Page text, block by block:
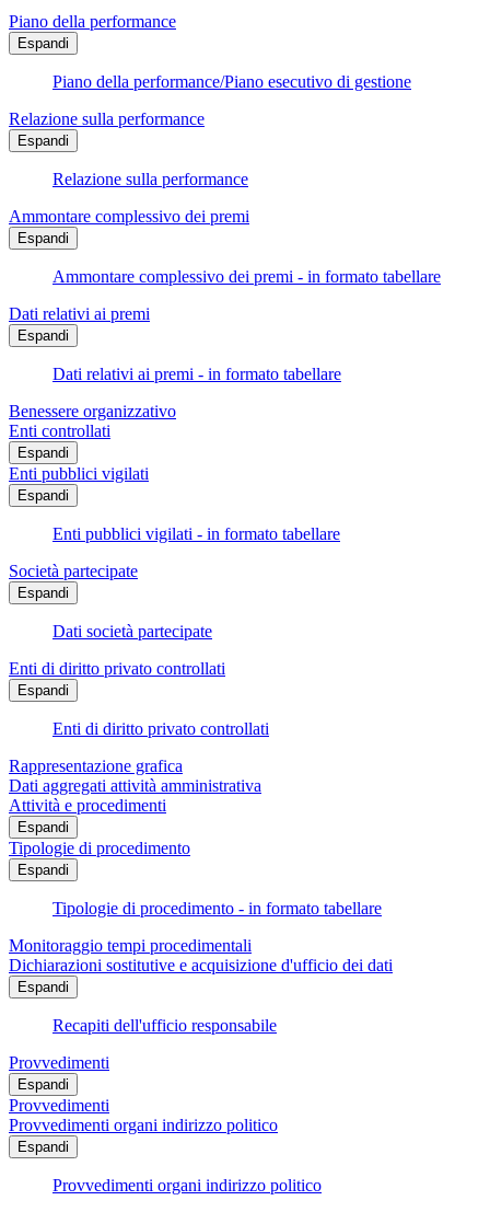
Piano della performance
Espandi
Piano della performance/Piano esecutivo di gestione
Relazione sulla performance
Espandi
Relazione sulla performance
Ammontare complessivo dei premi
Espandi
Ammontare complessivo dei premi - in formato tabellare
Dati relativi ai premi
Espandi
Dati relativi ai premi - in formato tabellare
Benessere organizzativo
Enti controllati
Espandi
Enti pubblici vigilati
Espandi
Enti pubblici vigilati - in formato tabellare
Società partecipate
Espandi
Dati società partecipate
Enti di diritto privato controllati
Espandi
Enti di diritto privato controllati
Rappresentazione grafica
Dati aggregati attività amministrativa
Attività e procedimenti
Espandi
Tipologie di procedimento
Espandi
Tipologie di procedimento - in formato tabellare
Monitoraggio tempi procedimentali
Dichiarazioni sostitutive e acquisizione d'ufficio dei dati
Espandi
Recapiti dell'ufficio responsabile
Provvedimenti
Espandi
Provvedimenti
Provvedimenti organi indirizzo politico
Espandi
Provvedimenti organi indirizzo politico